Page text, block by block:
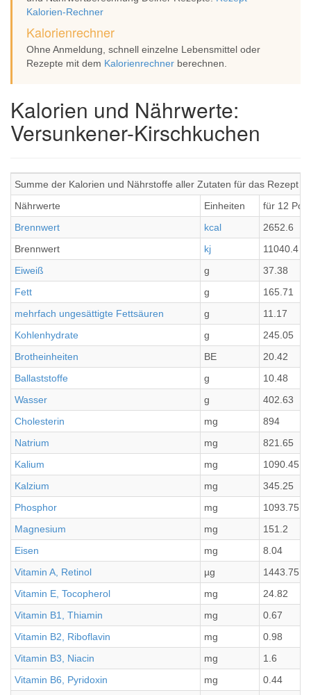
Kalorien-Rechner
Kalorienrechner
Ohne Anmeldung, schnell einzelne Lebensmittel oder
Rezepte mit dem Kalorienrechner berechnen.
Kalorien und Nährwerte:
Versunkener-Kirschkuchen
Summe der Kalorien und Nährstoffe aller Zutaten für das Rezept
Nährwerte
Einheiten
für 12
Brennwert
kcal
2652.6
Brennwert
kj
11040.4
Eiweiß
g
37.38
Fett
g
165.71
mehrfach ungesättigte Fettsäuren
g
11.17
Kohlenhydrate
g
245.05
Brotheinheiten
BE
20.42
Ballaststoffe
g
10.48
Wasser
g
402.63
Cholesterin
mg
894
Natrium
mg
821.65
Kalium
mg
1090.45
Kalzium
mg
345.25
Phosphor
mg
1093.75
Magnesium
mg
151.2
Eisen
mg
8.04
Vitamin A, Retinol
µg
1443.75
Vitamin E, Tocopherol
mg
24.82
Vitamin B1, Thiamin
mg
0.67
Vitamin B2, Riboflavin
mg
0.98
Vitamin B3, Niacin
mg
1.6
Vitamin B6, Pyridoxin
mg
0.44